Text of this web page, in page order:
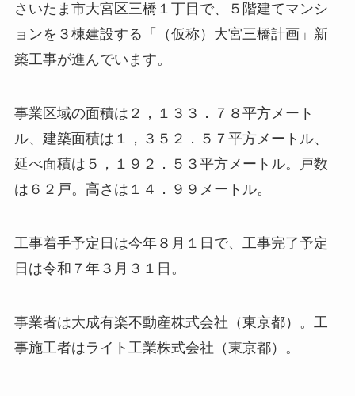
さいたま市大宮区三橋１丁目で、５階建てマンシ
ョンを３棟建設する「（仮称）大宮三橋計画」新
築工事が進んでいます。
事業区域の面積は２，１３３．７８平方メート
ル、建築面積は１，３５２．５７平方メートル、
延べ面積は５，１９２．５３平方メートル。戸数
は６２戸。高さは１４．９９メートル。
工事着手予定日は今年８月１日で、工事完了予定
日は令和７年３月３１日。
事業者は大成有楽不動産株式会社（東京都）。工
事施工者はライト工業株式会社（東京都）。